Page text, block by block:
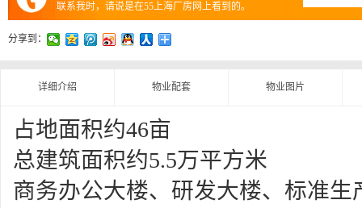
联系我时，请说是在55上海厂房网上看到的。
分享到：
详细介绍 物业配套 物业图片
占地面积约46亩
总建筑面积约5.5万平方米
商务办公大楼、研发大楼、标准